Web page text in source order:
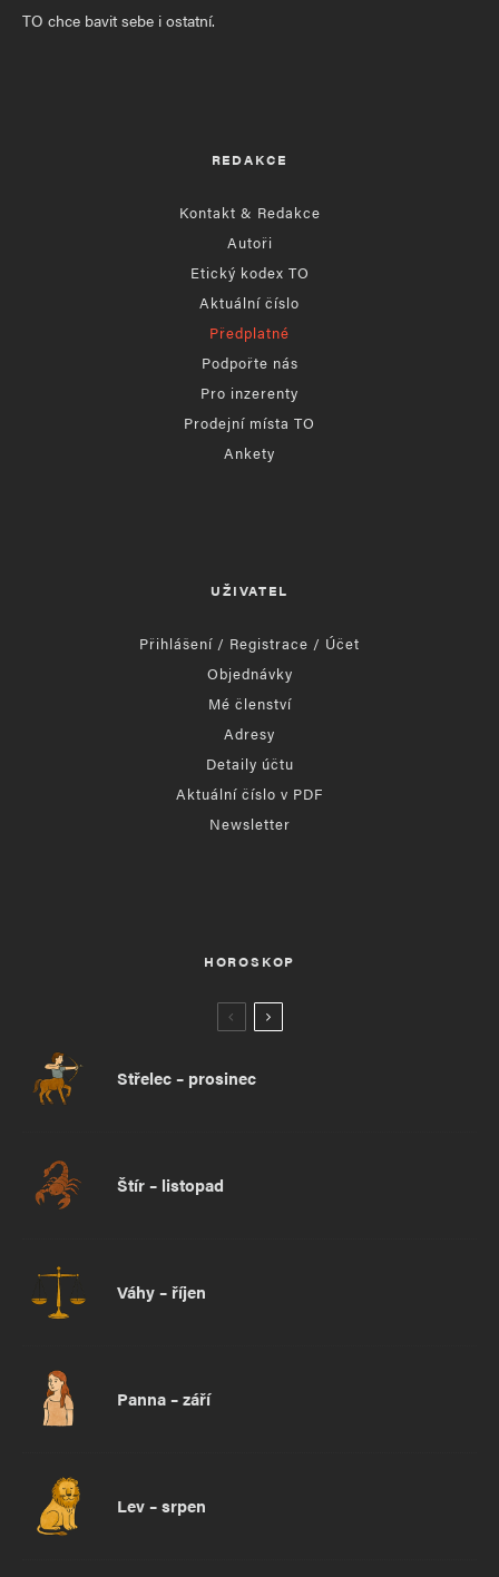
TO chce bavit sebe i ostatní.
REDAKCE
Kontakt & Redakce
Autoři
Etický kodex TO
Aktuální číslo
Předplatné
Podpořte nás
Pro inzerenty
Prodejní místa TO
Ankety
UŽIVATEL
Přihlášení / Registrace / Účet
Objednávky
Mé členství
Adresy
Detaily účtu
Aktuální číslo v PDF
Newsletter
HOROSKOP
Střelec – prosinec
Štír – listopad
Váhy – říjen
Panna – září
Lev – srpen